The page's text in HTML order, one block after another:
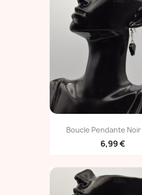
Boucle Pendante Noir
6,99 €